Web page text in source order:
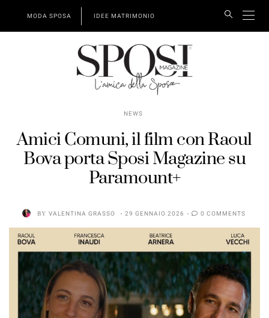
MODA SPOSA IDEE MATRIMONIO
NEWS
Amici Comuni, il film con Raoul
Bova porta Sposi Magazine su
Paramount+
BY VALENTINA GRASSO 29 GENNAIO 2026 0 COMMENTS